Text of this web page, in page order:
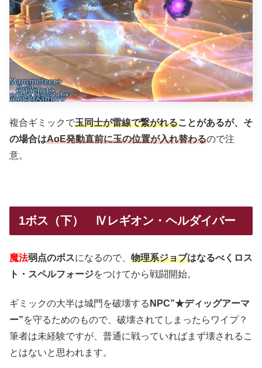
複合ギミックで玉同士が雷線で繋がれることがあるが、そ
の場合はAoE発動直前に玉の位置が入れ替わるので注
意。
1ボス（下） Ⅳレギオン・ヘルダイバー
魔法弱点のボスになるので、 物理系ジョブはなるべくロス
ト・スペルフォージをつけてから戦闘開始。
ギミックの大半は城門を破壊する NPC”★ディッグアーマ
ー”を守るためのもので、破壊されてしまったらワイプ？
筆者は未経験ですが、普通に戦っていればまず壊されるこ
とはないと思われます。